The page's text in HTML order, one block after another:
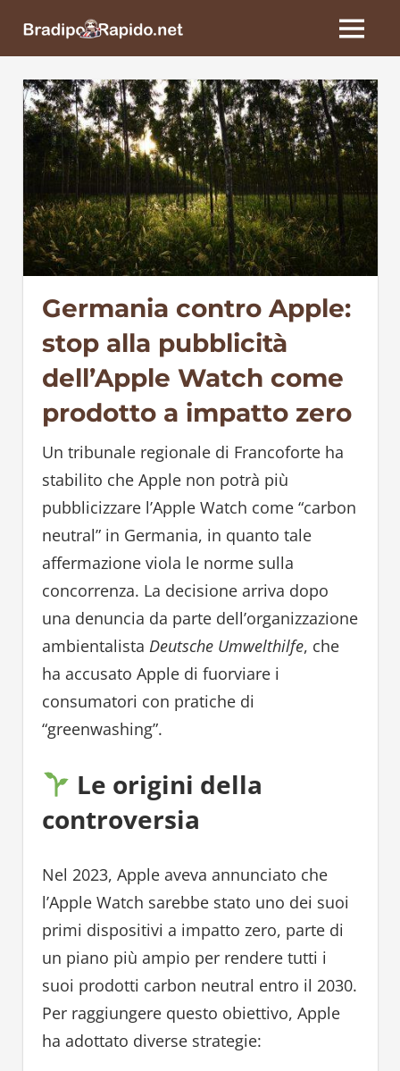
BradipoRapido.net
MENU
Germania contro Apple:
stop alla pubblicità
dell’Apple Watch come
prodotto a impatto zero
Un tribunale regionale di Francoforte ha
stabilito che Apple non potrà più
pubblicizzare l’Apple Watch come “carbon
neutral” in Germania, in quanto tale
affermazione viola le norme sulla
concorrenza. La decisione arriva dopo
una denuncia da parte dell’organizzazione
ambientalista Deutsche Umwelthilfe, che
ha accusato Apple di fuorviare i
consumatori con pratiche di
“greenwashing”.
Le origini della
controversia
Nel 2023, Apple aveva annunciato che
l’Apple Watch sarebbe stato uno dei suoi
primi dispositivi a impatto zero, parte di
un piano più ampio per rendere tutti i
suoi prodotti carbon neutral entro il 2030.
Per raggiungere questo obiettivo, Apple
ha adottato diverse strategie: